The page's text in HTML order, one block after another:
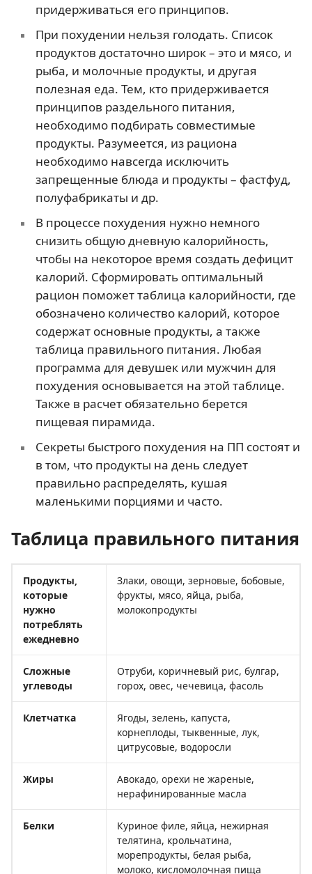
придерживаться его принципов.
При похудении нельзя голодать. Список
продуктов достаточно широк – это и мясо, и
рыба, и молочные продукты, и другая
полезная еда. Тем, кто придерживается
принципов раздельного питания,
необходимо подбирать совместимые
продукты. Разумеется, из рациона
необходимо навсегда исключить
запрещенные блюда и продукты – фастфуд,
полуфабрикаты и др.
В процессе похудения нужно немного
снизить общую дневную калорийность,
чтобы на некоторое время создать дефицит
калорий. Сформировать оптимальный
рацион поможет таблица калорийности, где
обозначено количество калорий, которое
содержат основные продукты, а также
таблица правильного питания. Любая
программа для девушек или мужчин для
похудения основывается на этой таблице.
Также в расчет обязательно берется
пищевая пирамида.
Секреты быстрого похудения на ПП состоят и
в том, что продукты на день следует
правильно распределять, кушая
маленькими порциями и часто.
Таблица правильного питания
Продукты,
которые
нужно
потреблять
ежедневно
Злаки, овощи, зерновые, бобовые,
фрукты, мясо, яйца, рыба,
молокопродукты
Сложные
углеводы
Отруби, коричневый рис, булгар,
горох, овес, чечевица, фасоль
Клетчатка
Ягоды, зелень, капуста,
корнеплоды, тыквенные, лук,
цитрусовые, водоросли
Жиры
Авокадо, орехи не жареные,
нерафинированные масла
Белки
Куриное филе, яйца, нежирная
телятина, крольчатина,
морепродукты, белая рыба,
молоко, кисломолочная пища